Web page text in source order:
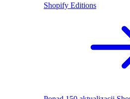
Shopify Editions